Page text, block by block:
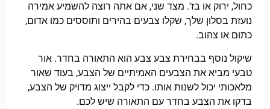
כחול, ירוק או בז'. מצד שני, אם אתה רוצה להשמיע אמירה
נועזת בסלון שלך, שקלו צבעים בהירים ותוססים כמו אדום,
כתום או צהוב.
שיקול נוסף בבחירת צבע צבע הוא התאורה בחדר. אור
טבעי מביא את הצבעים האמיתיים של הצבע, בעוד שאור
מלאכותי יכול לשנות אותו. כדי לקבל ייצוג מדויק של הצבע,
בדקו את הצבע בחדר עם התאורה שיש לכם.